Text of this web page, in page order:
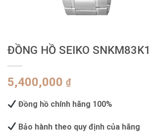
ĐỒNG HỒ SEIKO SNKM83K1
5,400,000 ₫
Đồng hồ chính hãng 100%
Bảo hành theo quy định của hãng